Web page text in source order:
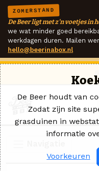
ZOMERSTAND
De Beer ligt met z'n voetjes in
we wat minder goed
werkdagen duren. Mailen
hello@beerinabox.nl
De Beer houdt van
Zodat zijn site
grasduinen in
informatie
Voorkeuren